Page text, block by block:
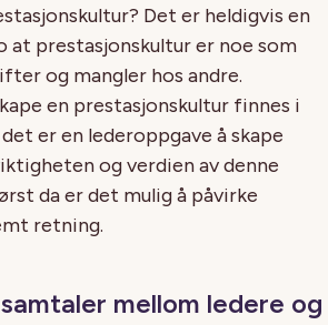
Det er heldigvis en
at prestasjonskultur er noe som
og mangler hos andre.
en prestasjonskultur finnes i
er en lederoppgave å skape
og verdien av denne
da er det mulig å påvirke
retning.
mellom ledere og